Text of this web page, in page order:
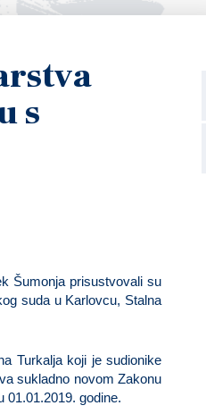
s
Šumonja prisustvovali su
suda u Karlovcu, Stalna
Turkalja koji je sudionike
sukladno novom Zakonu
01.01.2019. godine.